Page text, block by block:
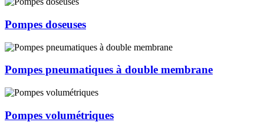
Pompes doseuses
Pompes pneumatiques à double membrane
Pompes volumétriques